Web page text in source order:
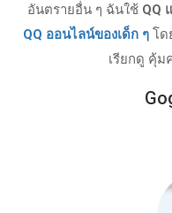
อันตรายอื่น ๆ ฉันใช้ QQ
QQ ออนไลน์ของเด็ก ๆ โด
เรียกดู คุ้ม